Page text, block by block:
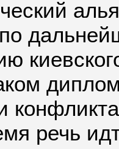
речь